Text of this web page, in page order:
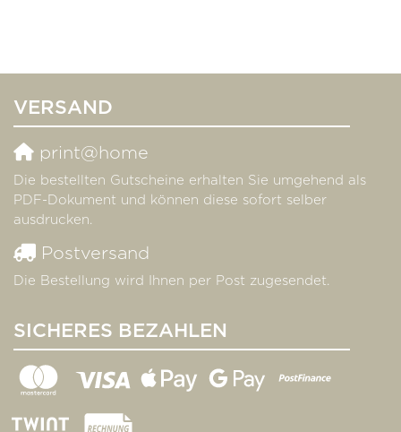
VERSAND
print@home
Die bestellten Gutscheine erhalten Sie umgehend als
PDF-Dokument und können diese sofort selber
ausdrucken.
Postversand
Die Bestellung wird Ihnen per Post zugesendet.
SICHERES BEZAHLEN